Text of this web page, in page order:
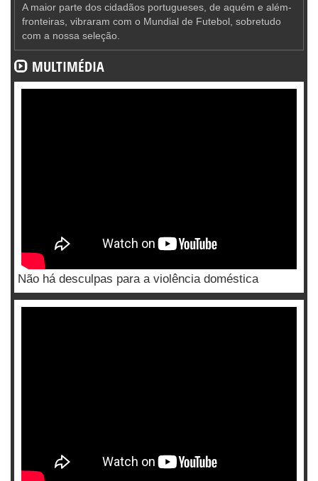
A maior parte dos cidadãos portugueses, de aquém e além-
fronteiras, vibraram com o Mundial de Futebol, sobretudo
com a nossa seleção.
MULTIMÉDIA
Não há desculpas para a violência doméstica